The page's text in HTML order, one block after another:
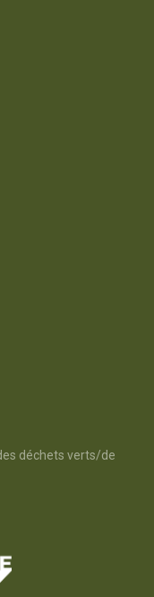
déchets verts/de